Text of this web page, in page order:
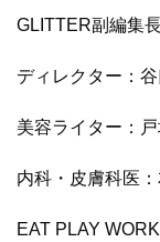
GLITTER副編集
ディレクター：
美容ライター：
内科・皮膚科医
EAT PLAY